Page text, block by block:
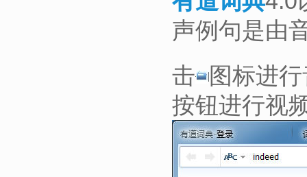
声例句是由
击
图标进
按钮进行视